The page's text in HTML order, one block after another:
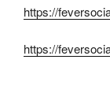
https://
https://